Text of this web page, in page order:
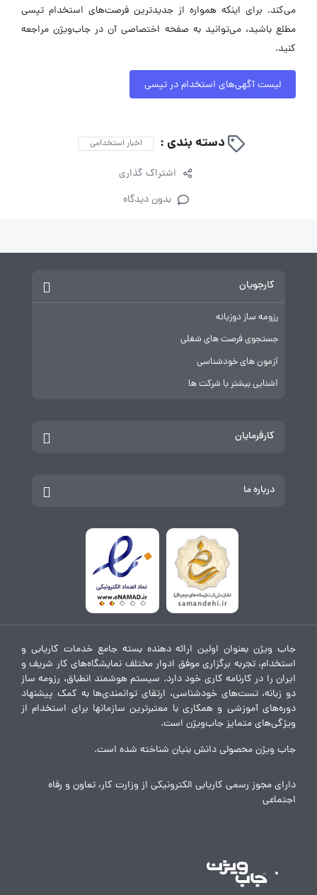
می‌کند. برای اینکه همواره از جدیدترین فرصت‌های استخدام تپسی
مطلع باشید، می‌توانید به صفحه اختصاصی آن در جاب‌ویژن مراجعه
کنید.
لیست آگهی‌های استخدام در تپسی
دسته بندی : اخبار استخدامی
اشتراک گذاری
بدون دیدگاه
کارجویان
رزومه ساز دوزبانه
جستجوی فرصت های شغلی
آزمون های خودشناسی
آشنایی بیشتر با شرکت ها
کارفرمایان
درباره ما
جاب ویژن بعنوان اولین ارائه دهنده بسته جامع خدمات کاریابی و
استخدام، تجربه برگزاری موفق ادوار مختلف نمایشگاه‌های کار شریف و
ایران را در کارنامه کاری خود دارد. سیستم هوشمند انطباق، رزومه ساز
دو زبانه، تست‌های خودشناسی، ارتقای توانمندی‌ها به کمک پیشنهاد
دوره‌های آموزشی و همکاری با معتبرترین سازمانها برای استخدام از
ویژگی‌های متمایز جاب‌ویژن است.
جاب ویژن محصولی دانش بنیان شناخته شده است.
دارای مجوز رسمی کاریابی الکترونیکی از وزارت کار، تعاون و رفاه
اجتماعی